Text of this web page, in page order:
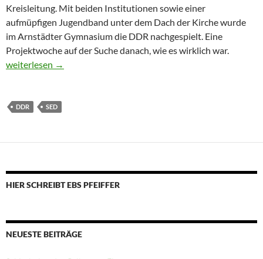
Kreisleitung. Mit beiden Institutionen sowie einer
aufmüpfigen Jugendband unter dem Dach der Kirche wurde
im Arnstädter Gymnasium die DDR nachgespielt. Eine
Projektwoche auf der Suche danach, wie es wirklich war.
Das DDR-Spiel
weiterlesen →
DDR SED
HIER SCHREIBT EBS PFEIFFER
NEUESTE BEITRÄGE